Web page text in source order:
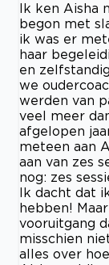
Ik ken Aisha
begon met
ik was er
haar
en
we
werden van
veel meer
afgelopen
meteen aan
aan van zes
nog: zes
Ik dacht dat
hebben!
vooruitgang
misschien
alles over